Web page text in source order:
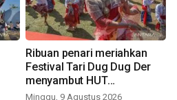
Ribuan penari meriahkan
Festival Tari Dug Dug Der
menyambut HUT
Kemerdekaan
Minggu, 9 Agustus 2026